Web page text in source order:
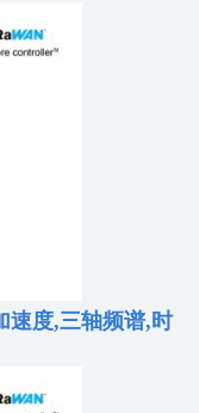
速度,三轴频谱,时